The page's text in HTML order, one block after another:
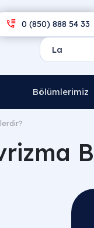
0 (850) 888 54 33
Bölümlerimiz